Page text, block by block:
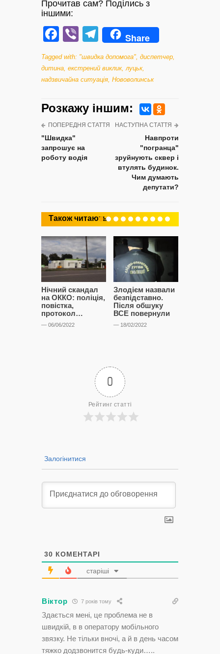
Прочитав сам? Поділись з
іншими:
Facebook
ViberTelegram
Share
Tagged with: "швидка допомога" диспетчер
дитина екстрений виклик, луцьк,
надзвичайна ситуація Нововолинськ
Розкажу iншим:
ПОПЕРЕДНЯ СТАТТЯ
"Швидка"
запрошує на
роботу водія
НАСТУПНА СТАТТЯ
Навпроти
"погранца"
зруйнують сквер і
втулять будинок.
Чим думають
депутати?
Також читають
Нічний скандал
на ОККО: поліція,
повістка,
протокол…
— 06/06/2022
Злодієм назвали
безпідставно.
Після обшуку
ВСЕ повернули
— 18/02/2022
0
Рейтинг статті
Залогінитися
30 КОМЕНТАРІ
старіші
Віктор 7 років тому
Здається мені, це проблема не в
швидкій, в в оператору мобільного
звязку. Не тільки вночі, а й в день часом
тяжко додзвонится будь-куди…..